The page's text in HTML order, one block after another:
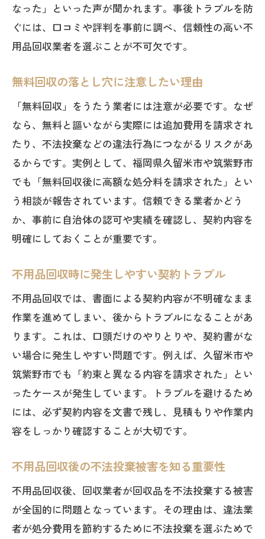
なった」といった声が聞かれます。事後トラブルを防
ぐには、口コミや評判を事前に調べ、信頼性の高い不
用品回収業者を選ぶことが不可欠です。
無料回収の落とし穴に注意したい理由
「無料回収」をうたう業者には注意が必要です。なぜ
なら、無料と謳いながら実際には追加費用を請求され
たり、不法投棄などの違法行為につながるリスクがあ
るからです。実例として、福岡県久留米市や筑紫野市
でも「無料回収後に高額な処分料を請求された」とい
う相談が報告されています。信頼できる業者かどう
か、事前に自治体の認可や実績を確認し、契約内容を
明確にしておくことが重要です。
不用品回収時に発生しやすい契約トラブル
不用品回収では、書面による契約内容が不明確なまま
作業を進めてしまい、後からトラブルになることがあ
ります。これは、口頭だけのやりとりや、契約書がな
い場合に発生しやすい問題です。例えば、久留米市や
筑紫野市でも「約束と異なる内容を請求された」とい
ったケースが発生しています。トラブルを避けるため
には、必ず契約内容を文書で残し、見積もりや作業内
容をしっかり確認することが大切です。
不用品回収後の不法投棄被害を知る重要性
不用品回収後、回収業者が回収品を不法投棄する被害
が全国的に問題となっています。その理由は、違法業
者が処分費用を節約するために不法投棄を選ぶためで